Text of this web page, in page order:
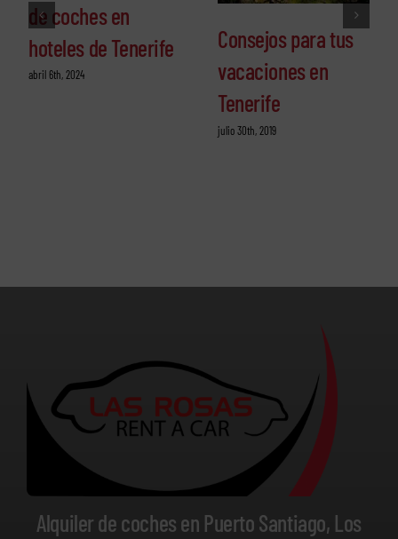
de coches en
hoteles de Tenerife
abril 6th, 2024
Consejos para tus
vacaciones en
Tenerife
julio 30th, 2019
Alquiler de coches en Puerto Santiago, Los